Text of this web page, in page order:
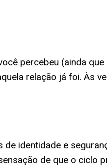
percebeu (ainda
relação já foi. Às
identidade e
de que o ciclo